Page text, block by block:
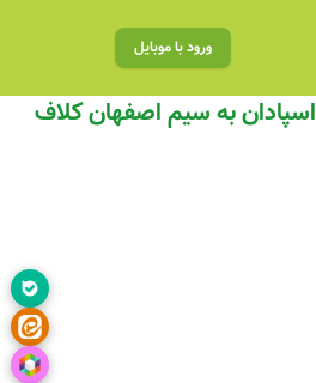
ورود با موبایل
سیم ارت افشان 1 در 1 اسپادان به سیم اصفهان کلاف